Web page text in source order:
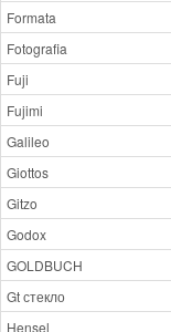
Formata
Fotografia
Fuji
Fujimi
Galileo
Giottos
Gitzo
Godox
GOLDBUCH
Gt стекло
Hensel